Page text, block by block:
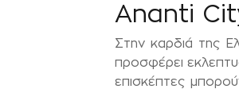
Ananti
Στην καρδιά της
προσφέρει
επισκέπτες